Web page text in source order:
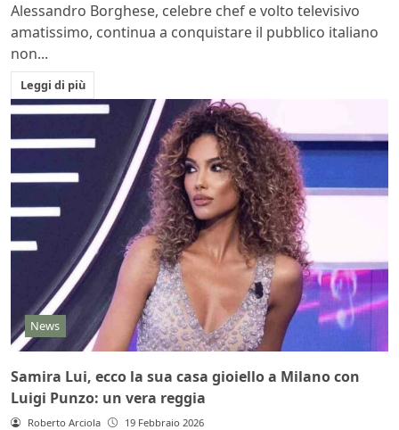
Alessandro Borghese, celebre chef e volto televisivo
amatissimo, continua a conquistare il pubblico italiano
non...
Leggi di più
News
Samira Lui, ecco la sua casa gioiello a Milano con
Luigi Punzo: un vera reggia
Roberto Arciola 19 Febbraio 2026